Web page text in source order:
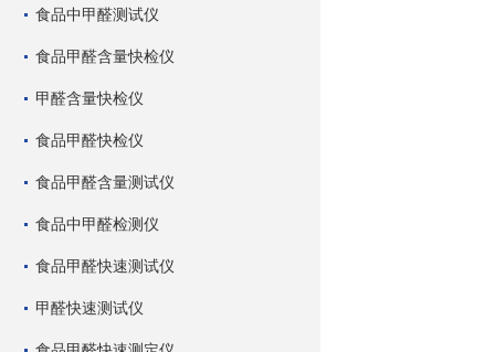
食品中甲醛测试仪
食品甲醛含量快检仪
甲醛含量快检仪
食品甲醛快检仪
食品甲醛含量测试仪
食品中甲醛检测仪
食品甲醛快速测试仪
甲醛快速测试仪